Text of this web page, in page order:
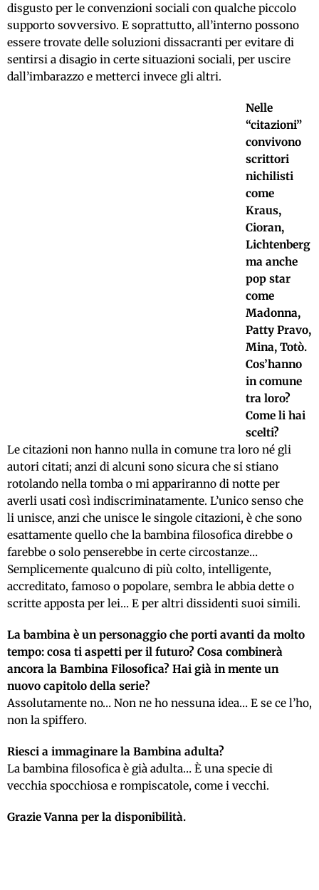
disgusto per le convenzioni sociali con qualche piccolo
supporto sovversivo. E soprattutto, all’interno possono
essere trovate delle soluzioni dissacranti per evitare di
sentirsi a disagio in certe situazioni sociali, per uscire
dall’imbarazzo e metterci invece gli altri.
Nelle
“citazioni”
convivono
scrittori
nichilisti
come
Kraus,
Cioran,
Lichtenberg
ma anche
pop star
come
Madonna,
Patty Pravo,
Mina, Totò.
Cos’hanno
in comune
tra loro?
Come li hai
scelti?
Le citazioni non hanno nulla in comune tra loro né gli
autori citati; anzi di alcuni sono sicura che si stiano
rotolando nella tomba o mi appariranno di notte per
averli usati così indiscriminatamente. L’unico senso che
li unisce, anzi che unisce le singole citazioni, è che sono
esattamente quello che la bambina filosofica direbbe o
farebbe o solo penserebbe in certe circostanze…
Semplicemente qualcuno di più colto, intelligente,
accreditato, famoso o popolare, sembra le abbia dette o
scritte apposta per lei… E per altri dissidenti suoi simili.
La bambina è un personaggio che porti avanti da molto
tempo: cosa ti aspetti per il futuro? Cosa combinerà
ancora la Bambina Filosofica? Hai già in mente un
nuovo capitolo della serie?
Assolutamente no… Non ne ho nessuna idea… E se ce l’ho,
non la spiffero.
Riesci a immaginare la Bambina adulta?
La bambina filosofica è già adulta… È una specie di
vecchia spocchiosa e rompiscatole, come i vecchi.
Grazie Vanna per la disponibilità.